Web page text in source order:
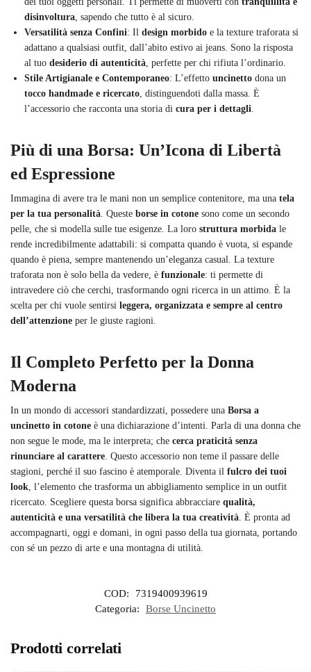
disinvoltura , sapendo che tutto è al sicuro.
Versatilità senza Confini: Il design morbido e la texture traforata si
adattano a qualsiasi outfit, dall’abito estivo ai jeans. Sono la risposta
al tuo desiderio di autenticità , perfette per chi rifiuta l’ordinario.
Stile Artigianale e Contemporaneo: L’effetto uncinetto dona un
tocco handmade e ricercato , distinguendoti dalla massa. È
l’accessorio che racconta una storia di cura per i dettagli
Più di una Borsa: Un’Icona di Libertà
ed Espressione
Immagina di avere tra le mani non un semplice contenitore, ma una tela
per la tua personalità . Queste borse in cotone sono come un secondo
pelle, che si modella sulle tue esigenze. La loro struttura morbida le
rende incredibilmente adattabili: si compatta quando è vuota, si espande
quando è piena, sempre mantenendo un’eleganza casual. La texture
traforata non è solo bella da vedere, è funzionale: ti permette di
intravedere ciò che cerchi, trasformando ogni ricerca in un attimo. È la
scelta per chi vuole sentirsi leggera, organizzata e sempre al centro
dell’attenzione per le giuste ragioni.
Il Completo Perfetto per la Donna
Moderna
In un mondo di accessori standardizzati, possedere una Borsa a
uncinetto in cotone è una dichiarazione d’intenti. Parla di una donna che
non segue le mode, ma le interpreta; che cerca praticità senza
rinunciare al carattere . Questo accessorio non teme il passare delle
stagioni, perché il suo fascino è atemporale. Diventa il fulcro dei tuoi
look , l’elemento che trasforma un abbigliamento semplice in un outfit
ricercato. Scegliere questa borsa significa abbracciare qualità,
autenticità e una versatilità che libera la tua creatività . È pronta ad
accompagnarti, oggi e domani, in ogni passo della tua giornata, portando
con sé un pezzo di arte e una montagna di utilità.
COD:
7319400939619
Categoria:
Borse Uncinetto
Prodotti correlati